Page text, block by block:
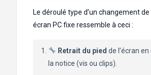
Le déroulé type d’un changement
écran PC fixe ressemble à ceci :
Retrait du pied de l’écran
la notice (vis ou clips).